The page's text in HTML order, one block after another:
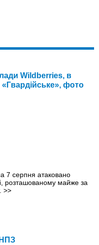
Wildberries, в
фото
7 серпня атаковано
розташованому майже за
>>